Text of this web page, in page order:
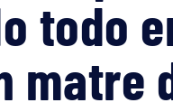
todo
matre